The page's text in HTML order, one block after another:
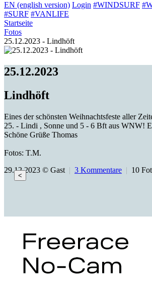
EN (english version) Login #WINDSURF
#SURF #VANLIFE
Startseite
Fotos
25.12.2023 - Lindhöft
25.12.2023
Lindhöft
Eines der schönsten Weihnachtsfeste aller
25. - Lindi , Sonne und 5 - 6 Bft aus WNW!
Schöne Grüße Thomas
Fotos: T.M.
29.12.2023 © Gast | 3 Kommentare | 10
<